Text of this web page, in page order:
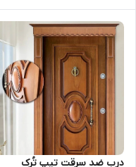
درب ضد سرقت تیپ تُرک